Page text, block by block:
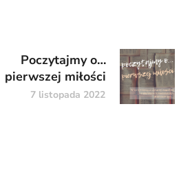
Poczytajmy o…
pierwszej miłości
7 listopada 2022